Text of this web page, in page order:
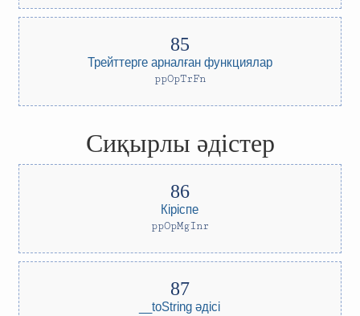
Трейттерге арналған функциялар
ppOpTrFn
Сиқырлы әдістер
Кіріспе
ppOpMgInr
__toString әдісі